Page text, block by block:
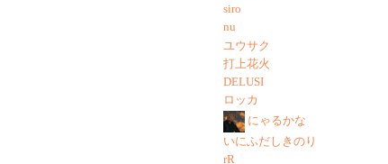
siro
nu
ユウサク
打上花火
DELUSI
ロッカ
にゃるかな
いにふだしきのり
rR